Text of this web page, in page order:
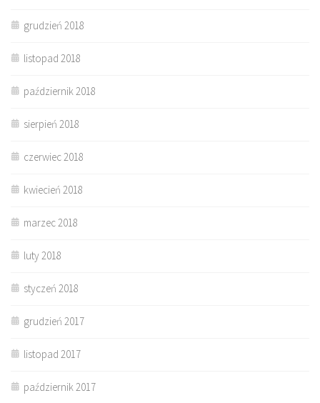
grudzień 2018
listopad 2018
październik 2018
sierpień 2018
czerwiec 2018
kwiecień 2018
marzec 2018
luty 2018
styczeń 2018
grudzień 2017
listopad 2017
październik 2017